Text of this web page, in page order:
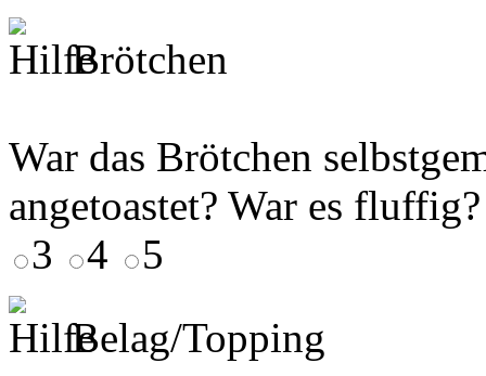
Brötchen
War das Brötchen
angetoastet? War es
3
4
5
Belag/Topping